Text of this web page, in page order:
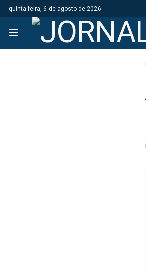
quinta-feira, 6 de agosto de 2026